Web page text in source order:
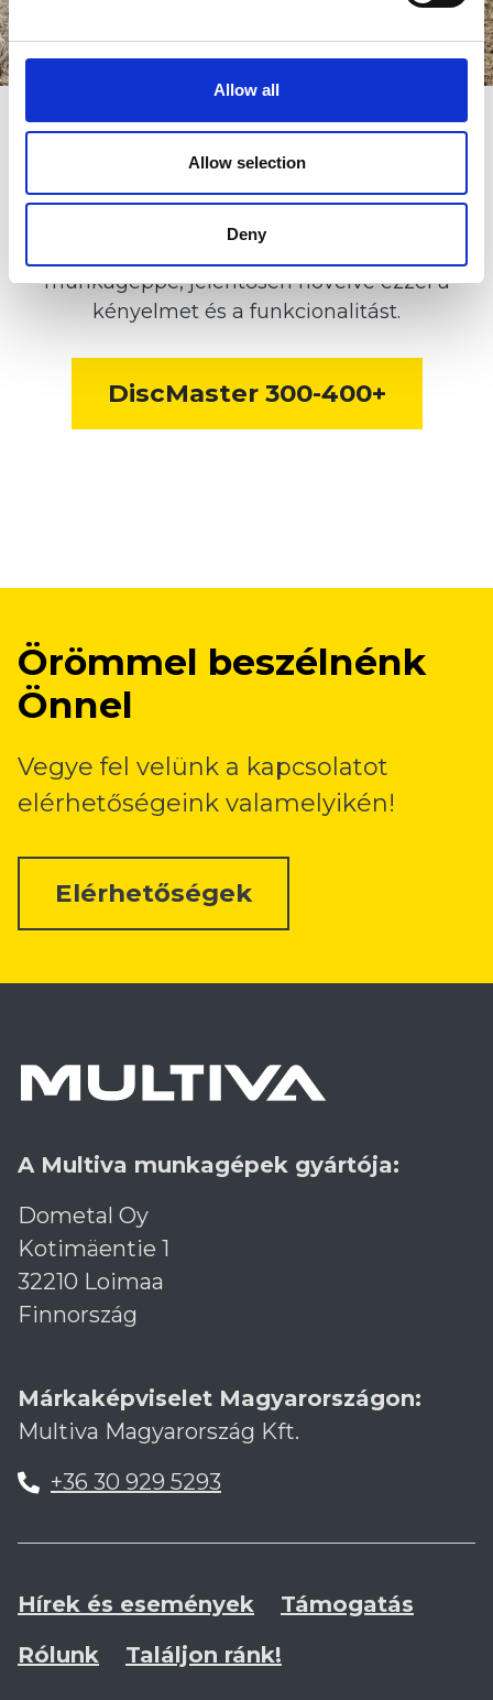
Allow all
Allow selection
Deny
DiscMaster 300-400+
A függesztett DiscMaster+ rövidtárcsa utólag
munkagéppé, jelentősen növelve ezzel a
kényelmet és a funkcionalitást.
DiscMaster 300-400+
Örömmel beszélnénk
Önnel
Vegye fel velünk a kapcsolatot
elérhetőségeink valamelyikén!
Elérhetőségek
A Multiva munkagépek gyártója:
Dometal Oy
Kotimäentie 1
32210 Loimaa
Finnország
Márkaképviselet Magyarországon:
Multiva Magyarország Kft.
+36 30 929 5293
Hírek és események
Támogatás
Rólunk
Találjon ránk!